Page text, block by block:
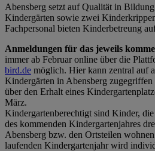
Abensberg setzt auf Qualität in
Kindergärten sowie zwei
Fachpersonal bieten Kinderbetreung
Anmeldungen für das jeweils
immer ab Februar online über die
bird.de möglich. Hier kann zentral auf
Kindergärten in Abensberg
über den Erhalt eines
März.
Kindergartenberechtigt sind Kinder, die
des kommenden Kindergartenjahres
Abensberg bzw. den Ortsteilen
laufenden Kindergartenjahr wird